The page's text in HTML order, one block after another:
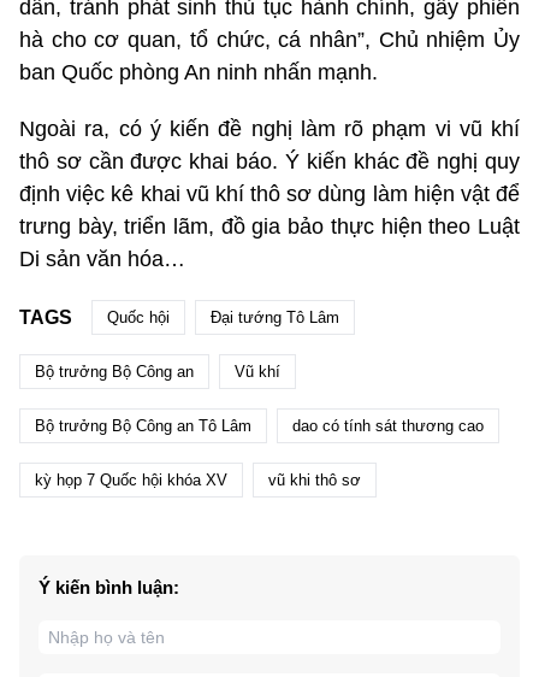
dân, tránh phát sinh thủ tục hành chính, gây phiền
hà cho cơ quan, tổ chức, cá nhân”, Chủ nhiệm Ủy
ban Quốc phòng An ninh nhấn mạnh.
Ngoài ra, có ý kiến đề nghị làm rõ phạm vi vũ khí
thô sơ cần được khai báo. Ý kiến khác đề nghị quy
định việc kê khai vũ khí thô sơ dùng làm hiện vật để
trưng bày, triển lãm, đồ gia bảo thực hiện theo Luật
Di sản văn hóa…
TAGS Quốc hội Đại tướng Tô Lâm
Bộ trưởng Bộ Công an Vũ khí
Bộ trưởng Bộ Công an Tô Lâm dao có tính sát thương cao
kỳ họp 7 Quốc hội khóa XV vũ khi thô sơ
Ý kiến bình luận: